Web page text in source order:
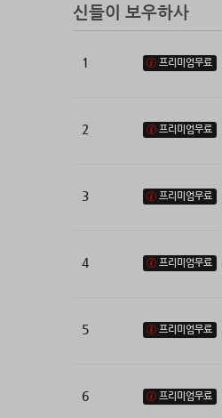
신들이 보우하사
1 프리미엄무료
2 프리미엄무료
3 프리미엄무료
4 프리미엄무료
5 프리미엄무료
6 프리미엄무료